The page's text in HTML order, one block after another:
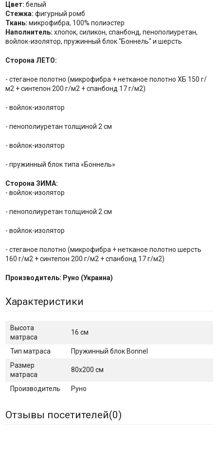
Цвет: белый
Стежка: фигурный ромб
Ткань: микрофибра, 100% полиэстер
Наполнитель: хлопок, силикон, спанбонд, пенополиуретан,
войлок-изолятор, пружинный блок "Боннель" и шерсть
Сторона ЛЕТО:
- cтеганое полотно (микрофибра + нетканое полотно ХБ 150 г/
м2 + синтепон 200 г/м2 + спанбонд 17 г/м2)
- войлок-изолятор
- пенополиуретан толщиной 2 см
- войлок-изолятор
- пружинный блок типа «Боннель»
Сторона ЗИМА:
- войлок-изолятор
- пенополиуретан толщиной 2 см
- войлок-изолятор
- стеганое полотно (микрофибра + нетканое полотно шерсть
160 г/м2 + синтепон 200 г/м2 + спанбонд 17 г/м2)
Производитель: Руно (Украина)
Характеристики
Высота
матраса
16 см
Тип матраса
Пружинный блок Bonnel
Размер
матраса
80х200 см
Производитель Руно
Отзывы посетителей(0)